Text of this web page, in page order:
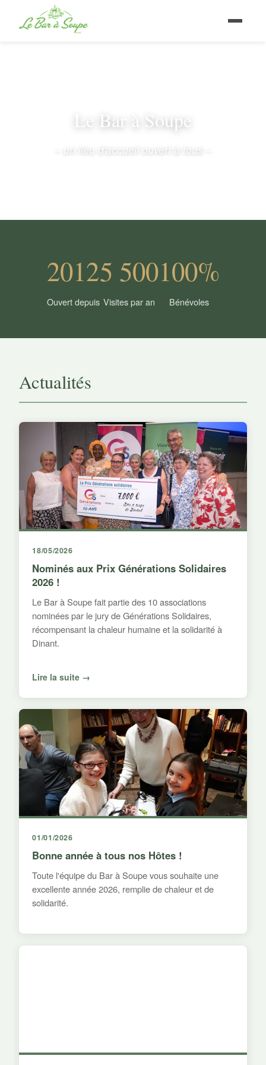
Le Bar à Soupe
– un lieu d'accueil ouvert à tous –
2012
Ouvert depuis
5 500
Visites par an
100%
Bénévoles
Actualités
18/05/2026
Nominés aux Prix Générations Solidaires
2026 !
Le Bar à Soupe fait partie des 10 associations
nominées par le jury de Générations Solidaires,
récompensant la chaleur humaine et la solidarité à
Dinant.
Lire la suite →
01/01/2026
Bonne année à tous nos Hôtes !
Toute l'équipe du Bar à Soupe vous souhaite une
excellente année 2026, remplie de chaleur et de
solidarité.